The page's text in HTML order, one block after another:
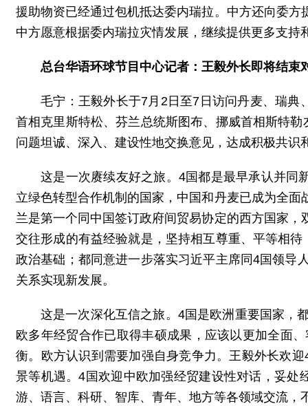
援助物资已经通过包机抵达委内瑞拉。中方还向委
中方愿意根据委内瑞拉灾情发展，继续提供更多支持
总台华语环球节目中心记者：王毅外长即将结
毛宁： 王毅外长于7月2日至7日访问丹麦、瑞典
首相克里斯特松、芬兰总统斯图布、挪威首相斯特
问题坦诚、深入、建设性地交换意见，达成积极共识
这是一次赓续友好之旅。4国都是最早承认并同
立绿色转型合作机制的国家，中国和丹麦已成为全
兰是第一个同中国签订政府间贸易协定的西方国家
交往形成的有益经验就是，坚持相互尊重、平等相
政治基础；都同意进一步落实习近平主席同4国领导
关系实现新发展。
这是一次深化互信之旅。4国是欧洲重要国家，
欧多年经贸合作已取得丰硕成果，应该以更加全面
衡。欧方认识到需要加强自身竞争力。王毅外长欢
景等机遇。4国欢迎中欧加强经贸建设性对话，妥
游、语言、科研、智库、青年、地方等各领域交流，